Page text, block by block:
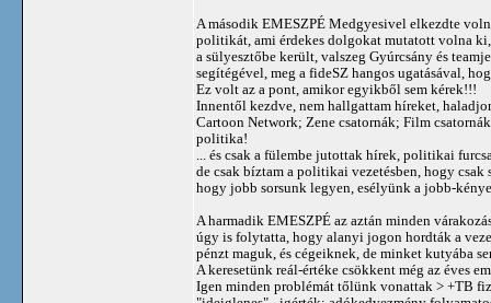
A második EMESZPÉ Medgyesivel elkezdte
politikát, ami érdekes dolgokat mutatott volna
a sülyesztőbe került, valszeg Gyúrcsány és
segítégével, meg a fideSZ hangos ugatásával,
Ez volt az a pont, amikor egyikből sem kérek!!!
Innentől kezdve, nem hallgattam híreket,
Cartoon Network; Zene csatornák; Film
politika!
... és csak a fülembe jutottak hírek, politikai
de csak bíztam a politikai vezetésben, hogy csak
hogy jobb sorsunk legyen, esélyünk a jobb-
A harmadik EMESZPÉ az aztán minden
úgy is folytatta, hogy alanyi jogon hordták a
pénzt maguk, és cégeiknek, de minket kutyába
A keresetünk reál-értéke csökkent még az éves
Igen minden problémát tőlünk vonattak > +TB